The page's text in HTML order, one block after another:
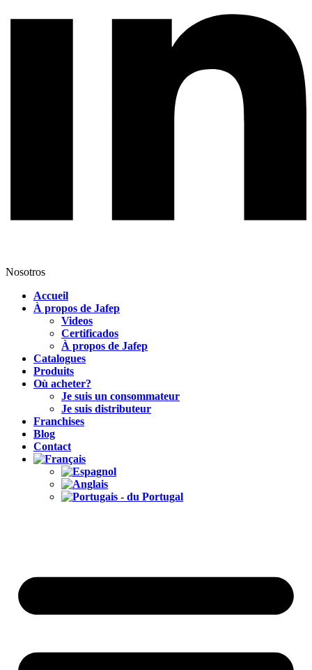
Nosotros
Accueil
À propos de Jafep
Videos
Certificados
À propos de Jafep
Catalogues
Produits
Où acheter?
Je suis un consommateur
Je suis distributeur
Franchises
Blog
Contact